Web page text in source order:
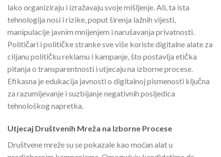
lako organiziraju i izražavaju svoje mišljenje. Ali, ta ista
tehnologija nosi i rizike, poput širenja lažnih vijesti,
manipulacije javnim mnijenjem i narušavanja privatnosti.
Političari i političke stranke sve više koriste digitalne alate za
ciljanu političku reklamu i kampanje, što postavlja etička
pitanja o transparentnosti i utjecaju na izborne procese.
Efikasna je edukacija javnosti o digitalnoj pismenosti ključna
za razumijevanje i suzbijanje negativnih posljedica
tehnološkog napretka.
Utjecaj Društvenih Mreža na Izborne Procese
Društvene mreže su se pokazale kao moćan alat u